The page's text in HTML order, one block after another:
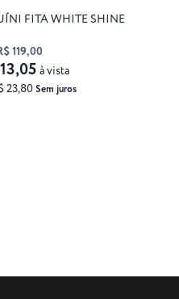
FITA WHITE SHINE
119,00
23,80 Sem juros
à vista